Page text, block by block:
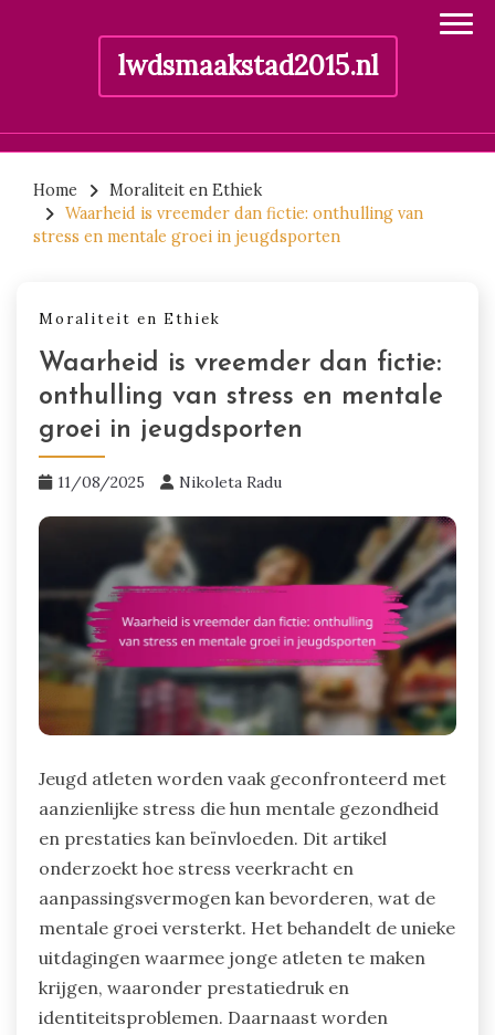
lwdsmaakstad2015.nl
content
Home
Moraliteit en Ethiek
Waarheid is vreemder dan fictie: onthulling van
stress en mentale groei in jeugdsporten
Moraliteit en Ethiek
Waarheid is vreemder dan fictie:
onthulling van stress en mentale
groei in jeugdsporten
11/08/2025 Nikoleta Radu
Jeugd atleten worden vaak geconfronteerd met
aanzienlijke stress die hun mentale gezondheid
en prestaties kan beïnvloeden. Dit artikel
onderzoekt hoe stress veerkracht en
aanpassingsvermogen kan bevorderen, wat de
mentale groei versterkt. Het behandelt de unieke
uitdagingen waarmee jonge atleten te maken
krijgen, waaronder prestatiedruk en
identiteitsproblemen. Daarnaast worden